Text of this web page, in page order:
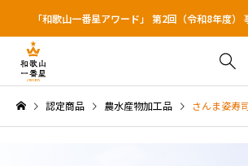
「和歌山一番星アワード」 第2回（令和8年度）
認定商品 農水産物加工品 さんま姿寿